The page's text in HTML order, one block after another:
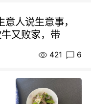
人说生意事，
又败家，带
421 6